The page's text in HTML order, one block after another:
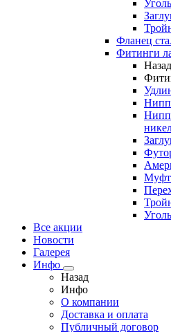
Фланец
Фитинги
Назад
Все акции
Новости
Галерея
Инфо
Назад
Инфо
О компании
Доставка и оплата
Публичный договор